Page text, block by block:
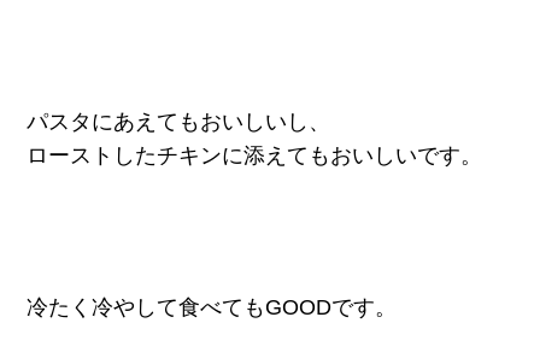
パスタにあえてもおいしいし、
ローストしたチキンに添えてもおいしいです。
冷たく冷やして食べてもGOODです。